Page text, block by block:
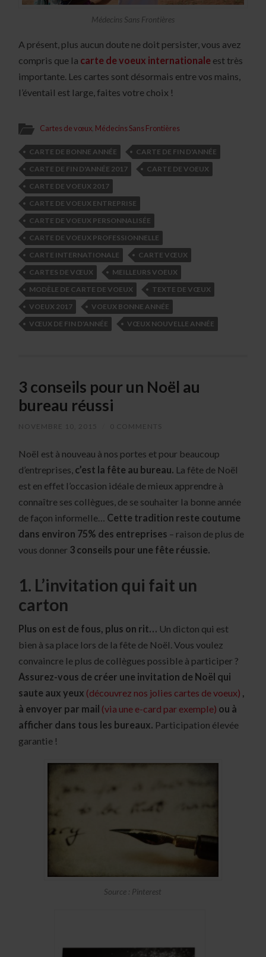
Médecins Sans Frontières
A présent, plus aucun doute ne doit persister, vous avez
compris que la carte de voeux internationale est très
importante. Les cartes sont désormais entre vos mains,
l’éventail est large, faites votre choix !
Cartes de vœux, Médecins Sans Frontières
CARTE DE BONNE ANNÉE
CARTE DE FIN D'ANNÉE
CARTE DE FIN D'ANNÉE 2017
CARTE DE VOEUX
CARTE DE VOEUX 2017
CARTE DE VOEUX ENTREPRISE
CARTE DE VOEUX PERSONNALISÉE
CARTE DE VOEUX PROFESSIONNELLE
CARTE INTERNATIONALE
CARTE VŒUX
CARTES DE VŒUX
MEILLEURS VOEUX
MODÈLE DE CARTE DE VOEUX
TEXTE DE VŒUX
VOEUX 2017
VOEUX BONNE ANNÉE
VŒUX DE FIN D'ANNÉE
VŒUX NOUVELLE ANNÉE
3 conseils pour un Noël au
bureau réussi
NOVEMBRE 10, 2015 0 COMMENTS
Noël est à nouveau à nos portes et pour beaucoup
d’entreprises, c’est la fête au bureau. La fête de Noël
est en effet l’occasion idéale de mieux apprendre à
connaître ses collègues, de se souhaiter la bonne année
de façon informelle… Cette tradition reste coutume
dans environ 75% des entreprises – raison de plus de
vous donner 3 conseils pour une fête réussie.
1. L’invitation qui fait un
carton
Plus on est de fous, plus on rit… Un dicton qui est
bien à sa place lors de la fête de Noël. Vous voulez
convaincre le plus de collègues possible à participer ?
Assurez-vous de créer une invitation de Noël qui
saute aux yeux (découvrez nos jolies cartes de voeux) ,
à envoyer par mail (via une e-card par exemple) ou à
afficher dans tous les bureaux. Participation élevée
garantie !
Source : Pinterest